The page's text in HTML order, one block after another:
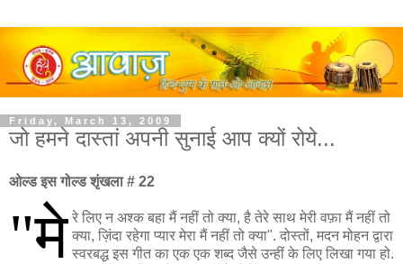
Friday, March 13, 2009
जो हमने दास्तां अपनी सुनाई आप क्यों रोये...
ओल्ड इस गोल्ड शृंखला # 22
"मे रे लिए न अश्क बहा मैं नहीं तो क्या, है तेरे साथ मेरी वफ़ा मैं नहीं तो
क्या, ज़िंदा रहेगा प्यार मेरा मैं नहीं तो क्या". दोस्तों, मदन मोहन द्वारा
स्वरबद्ध इस गीत का एक एक शब्द जैसे उन्हीं के लिए लिखा गया हो.